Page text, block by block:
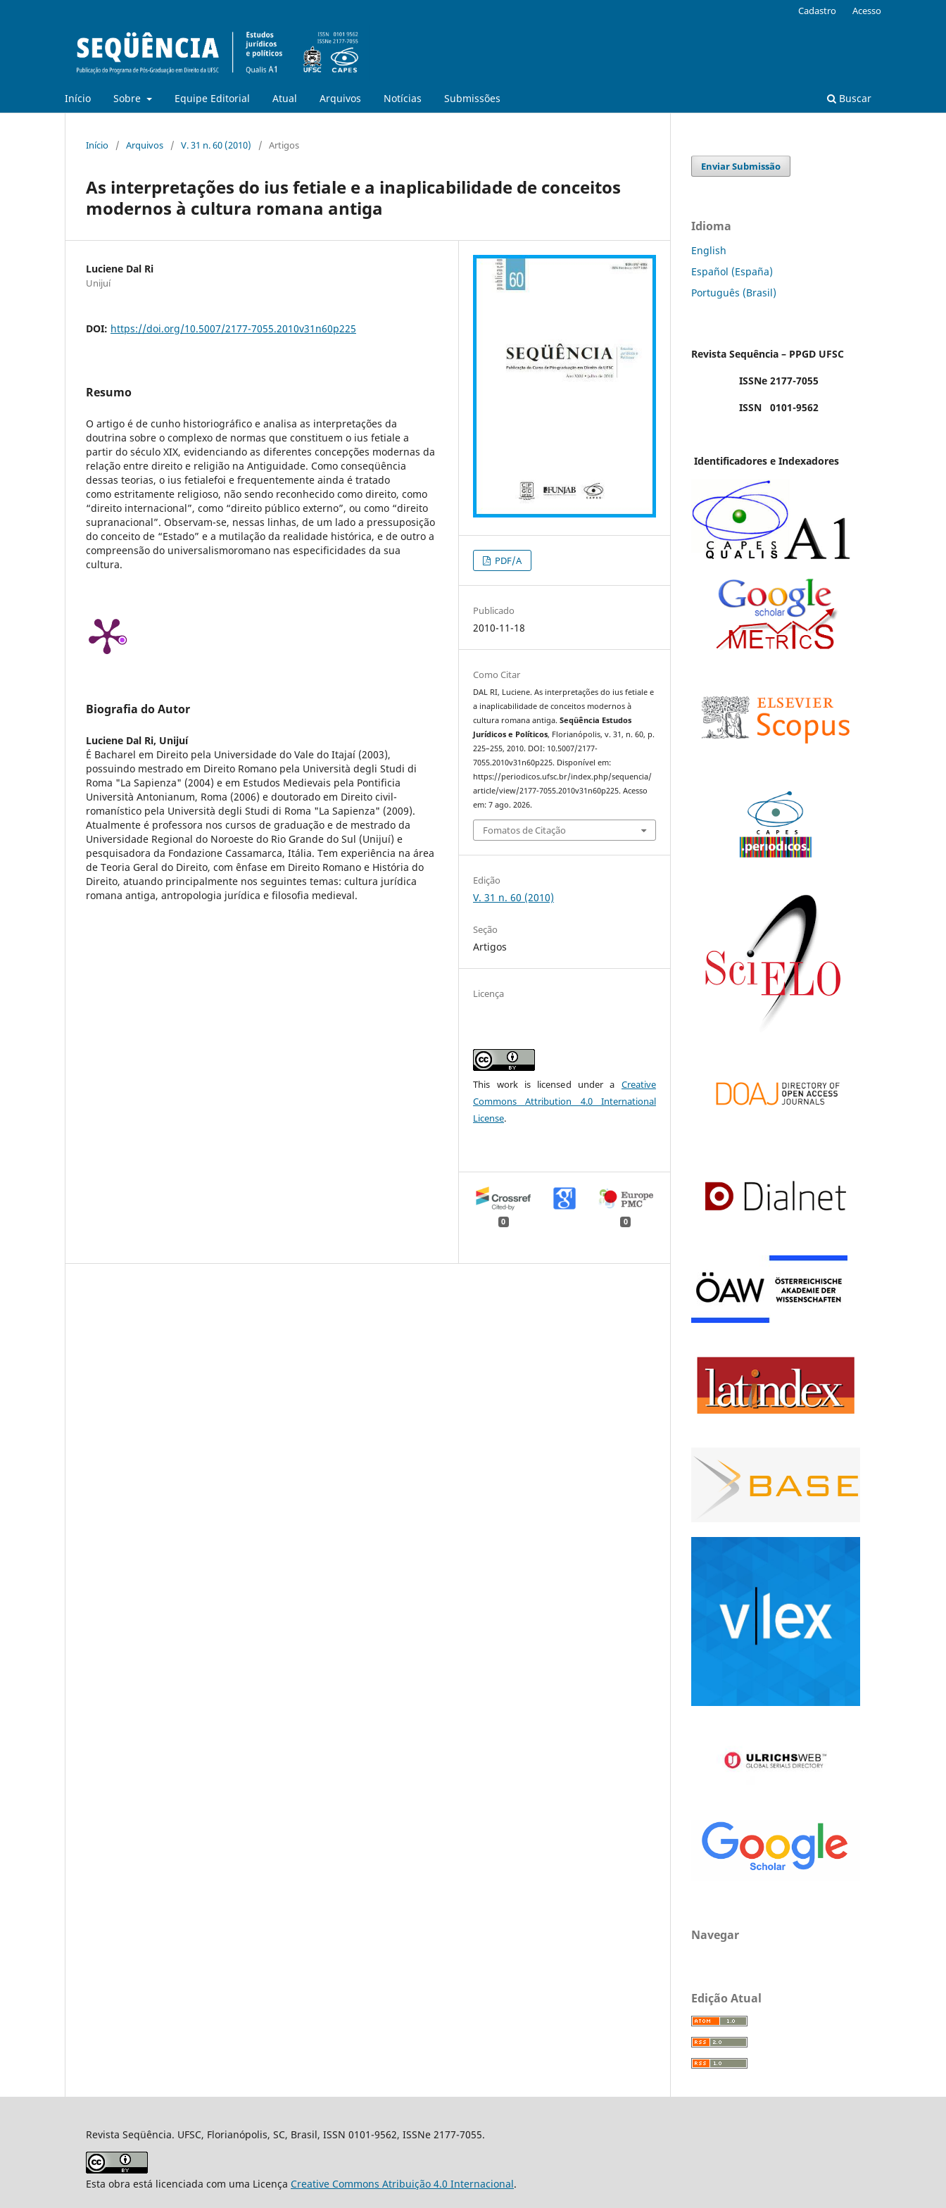
Início Sobre Equipe Editorial Atual Arquivos Notícias Submissões Buscar
Cadastro Acesso
Início / Arquivos / V. 31 n. 60 (2010) / Artigos
As interpretações do ius fetiale e a inaplicabilidade de conceitos
modernos à cultura romana antiga
Luciene Dal Ri
Unijuí
DOI: https://doi.org/10.5007/2177-7055.2010v31n60p225
Resumo
O artigo é de cunho historiográfico e analisa as interpretações da
doutrina sobre o complexo de normas que constituem o ius fetiale a
partir do século XIX, evidenciando as diferentes concepções modernas da
relação entre direito e religião na Antiguidade. Como conseqüência
dessas teorias, o ius fetialefoi e frequentemente ainda é tratado
como estritamente religioso, não sendo reconhecido como direito, como
“direito internacional”, como “direito público externo”, ou como “direito
supranacional”. Observam-se, nessas linhas, de um lado a pressuposição
do conceito de “Estado” e a mutilação da realidade histórica, e de outro a
compreensão do universalismoromano nas especificidades da sua
cultura.
Biografia do Autor
Luciene Dal Ri, Unijuí
É Bacharel em Direito pela Universidade do Vale do Itajaí (2003),
possuindo mestrado em Direito Romano pela Università degli Studi di
Roma "La Sapienza" (2004) e em Estudos Medievais pela Pontificia
Università Antonianum, Roma (2006) e doutorado em Direito civil-
romanístico pela Università degli Studi di Roma "La Sapienza" (2009).
Atualmente é professora nos cursos de graduação e de mestrado da
Universidade Regional do Noroeste do Rio Grande do Sul (Unijuí) e
pesquisadora da Fondazione Cassamarca, Itália. Tem experiência na área
de Teoria Geral do Direito, com ênfase em Direito Romano e História do
Direito, atuando principalmente nos seguintes temas: cultura jurídica
romana antiga, antropologia jurídica e filosofia medieval.
PDF/A
Publicado
2010-11-18
Como Citar
DAL RI, Luciene. As interpretações do ius fetiale e
a inaplicabilidade de conceitos modernos à
cultura romana antiga.Seqüência Estudos
Jurídicos e Políticos, Florianópolis, v. 31, n. 60, p.
225–255, 2010. DOI: 10.5007/2177-
7055.2010v31n60p225. Disponível em:
https://periodicos.ufsc.br/index.php/sequencia/
article/view/2177-7055.2010v31n60p225. Acesso
em: 7 ago. 2026.
Fomatos de Citação
Edição
V. 31 n. 60 (2010)
Seção
Artigos
Licença
This work is licensed under a Creative
Commons Attribution 4.0 International
License.
0 0
Enviar Submissão
Idioma
English
Español (España)
Português (Brasil)
Revista Sequência – PPGD UFSC
ISSNe 2177-7055
ISSN 0101-9562
Identificadores e Indexadores
Navegar
Edição Atual
Revista Seqüência. UFSC, Florianópolis, SC, Brasil, ISSN 0101-9562, ISSNe 2177-7055.
Esta obra está licenciada com uma Licença Creative Commons Atribuição 4.0 Internacional.